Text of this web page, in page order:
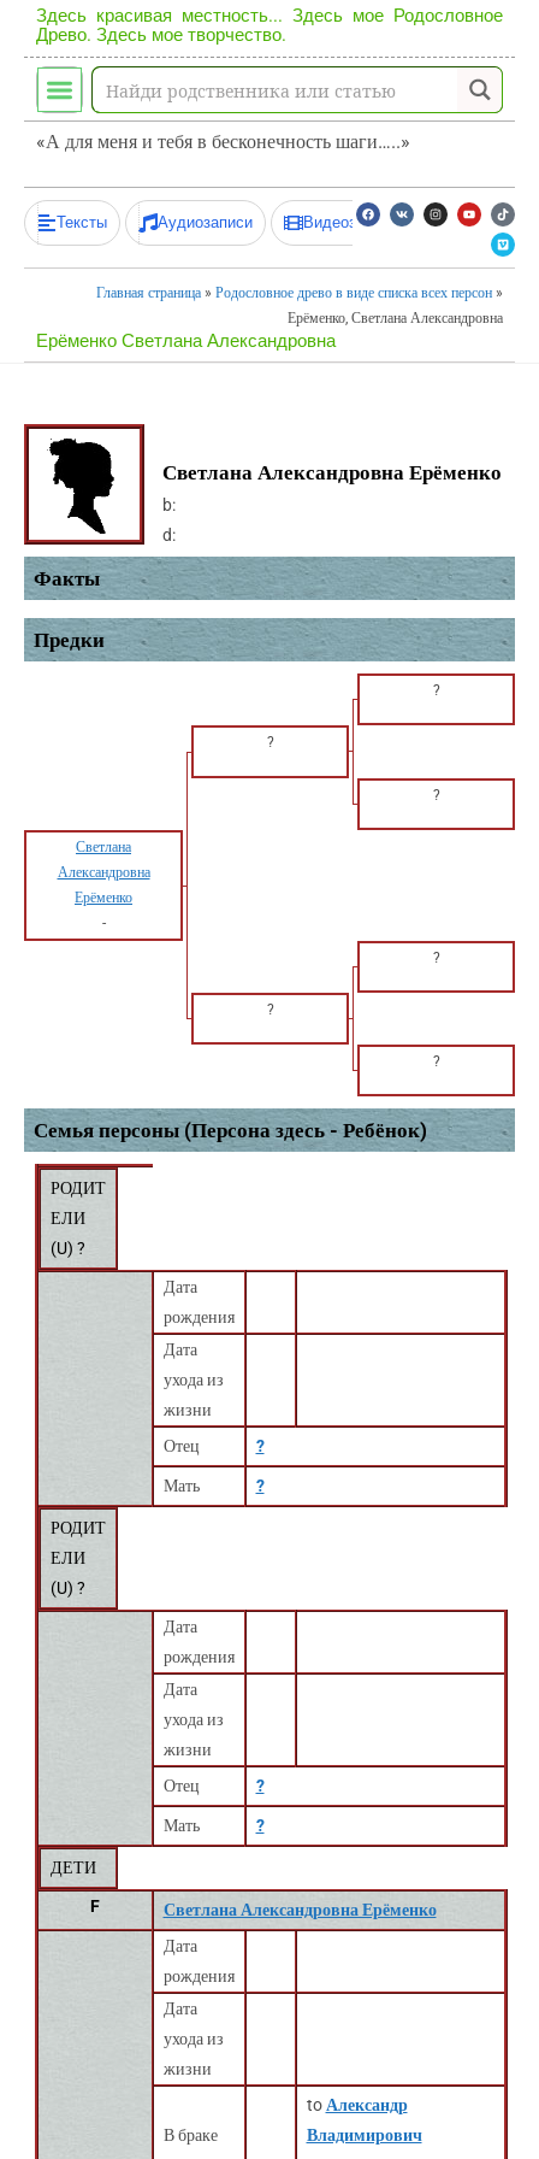
Здесь красивая местность... Здесь мое Родословное
Древо. Здесь мое творчество.
«А для меня и тебя в бесконечность шаги…..»
Тексты Аудиозаписи Видеозаписи
Главная страница » Родословное древо в виде списка всех персон »
Ерёменко, Светлана Александровна
Ерёменко Светлана Александровна
Светлана Александровна Ерёменко
b:
d:
Факты
Предки
?
?
?
Светлана
Александровна
Ерёменко
-
?
?
?
Семья персоны (Персона здесь - Ребёнок)
РОДИТ
ЕЛИ
(U) ?
Дата
рождения
Дата
ухода из
жизни
Отец
?
Мать ?
РОДИТ
ЕЛИ
(U) ?
Дата
рождения
Дата
ухода из
жизни
Отец
?
Мать ?
ДЕТИ
F
Светлана Александровна Ерёменко
Дата
рождения
Дата
ухода из
жизни
В браке
to Александр
Владимирович